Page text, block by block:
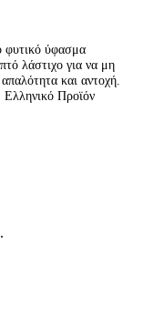
φυτικό ύφασμα
λάστιχο για να μη
και αντοχή.
Προϊόν